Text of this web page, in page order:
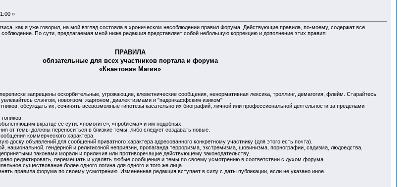
»
как я уже говорил, на мой взгляд состояла в хроническом несоблюдении правил Форума. Действующие правила, по-моему, содержат все
По сути, предлагаемая мной ниже редакция представляет собой небольшую коррекцию и дополнение этих правил.
ПРАВИЛА
обязательные для всех участников портала и форума
«Квантовая Магия»
запрещены оскорбительные, угрожающие, клеветнические сообщения, ненормативная лексика, троллинг, демагогия, флейм. Старайтесь
слэнгом, новоязом, жаргоном, диалектизмами и "падонкаффским изиком"
обсуждать их, сочинять всевозможные гипотезы касательно их биографий, личной или профессиональной деятельности за пределами
вкратце её сути: «помогите», «проблема» и им подобных.
от темы должны переноситься в близкие темы, либо следует создавать новые.
коммерческого характера.
доску объявлений для сообщений приватного характера адресованного конкретному участнику (для этого есть почта).
национальной, гендерной и религиозной неприязни, пропаганда терроризма, экстремизма, шовинизма, порнографии, садизма, людоедства,
законами морали и приличия или противоречащие действующему законодательству.
редактировать, перемещать и удалять любые сообщения и темы по своему усмотрению в соответствии с духом форума.
существование более одного логина для одного и того же лица.
правила форума по своему усмотрению. Измененная редакция вступает в силу с даты публикации, если не указано иное.